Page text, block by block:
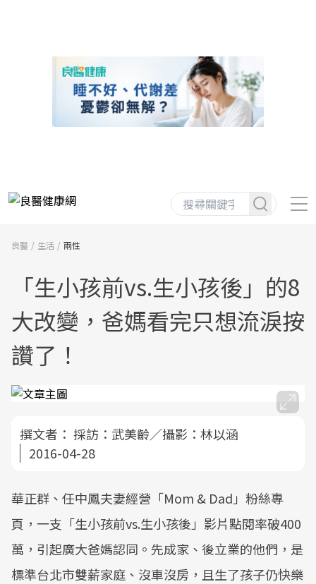
良醫 生活 兩性
「生小孩前vs.生小孩後」的8
大改變，爸媽看完只想流淚按
讚了！
撰文者： 採訪：武美齡／攝影：林以涵
2016-04-28
華正群、任中鳳夫妻經營「Mom & Dad」粉絲專
頁，一支「生小孩前vs.生小孩後」影片點閱率破400
萬，引起廣大爸媽認同。先成家、後立業的他們，是
標準台北市雙薪家庭、沒車沒房，且生了孩子仍快樂